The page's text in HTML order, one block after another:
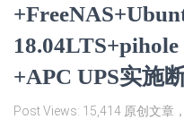
+APC UPS实施
Post Views: 15,414 原创文